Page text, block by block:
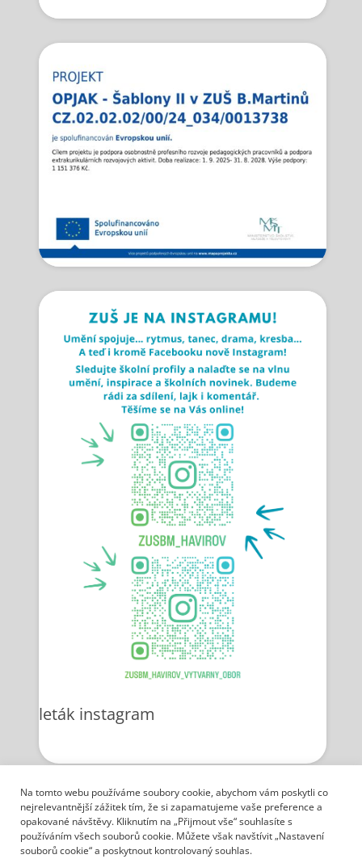
leták instagram
Ochrana osobních údajů
Na Schodech 256/1 736 01 Havířov – Město IČ:
62331663 b. ú.:41233791/0100, ✆ +420 596 813 128
Na tomto webu používáme soubory cookie, abychom vám poskytli co
nejrelevantnější zážitek tím, že si zapamatujeme vaše preference a
opakované návštěvy. Kliknutím na „Přijmout vše“ souhlasíte s
používáním všech souborů cookie. Můžete však navštívit „Nastavení
souborů cookie“ a poskytnout kontrolovaný souhlas.